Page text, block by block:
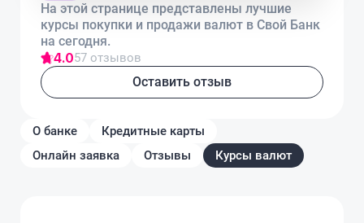
На этой странице представлены лучшие
курсы покупки и продажи валют в Свой Банк
на сегодня.
4.057 отзывов
Оставить отзыв
О банке
Кредитные карты
Онлайн заявка
Отзывы Курсы валют